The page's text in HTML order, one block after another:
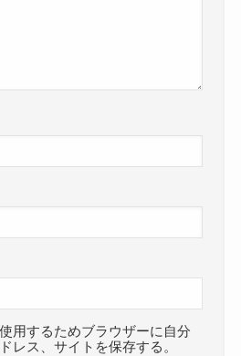
用するためブラウザーに自分
レス、サイトを保存する。